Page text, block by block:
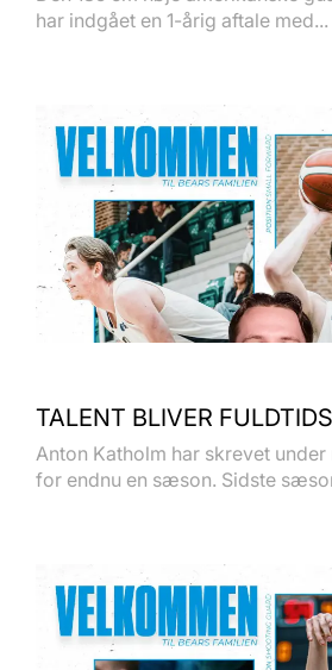
har indgået en 1-årig aftale med...
TALENT BLIVER
Anton Katholm har skrevet under
for endnu en sæson. Sidste